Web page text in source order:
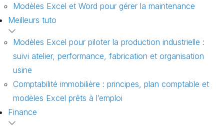
Modèles Excel et Word pour gérer la maintenance
Meilleurs tuto
Modèles Excel pour piloter la production industrielle :
suivi atelier, performance, fabrication et organisation
usine
Comptabilité immobilière : principes, plan comptable et
modèles Excel prêts à l’emploi
Finance